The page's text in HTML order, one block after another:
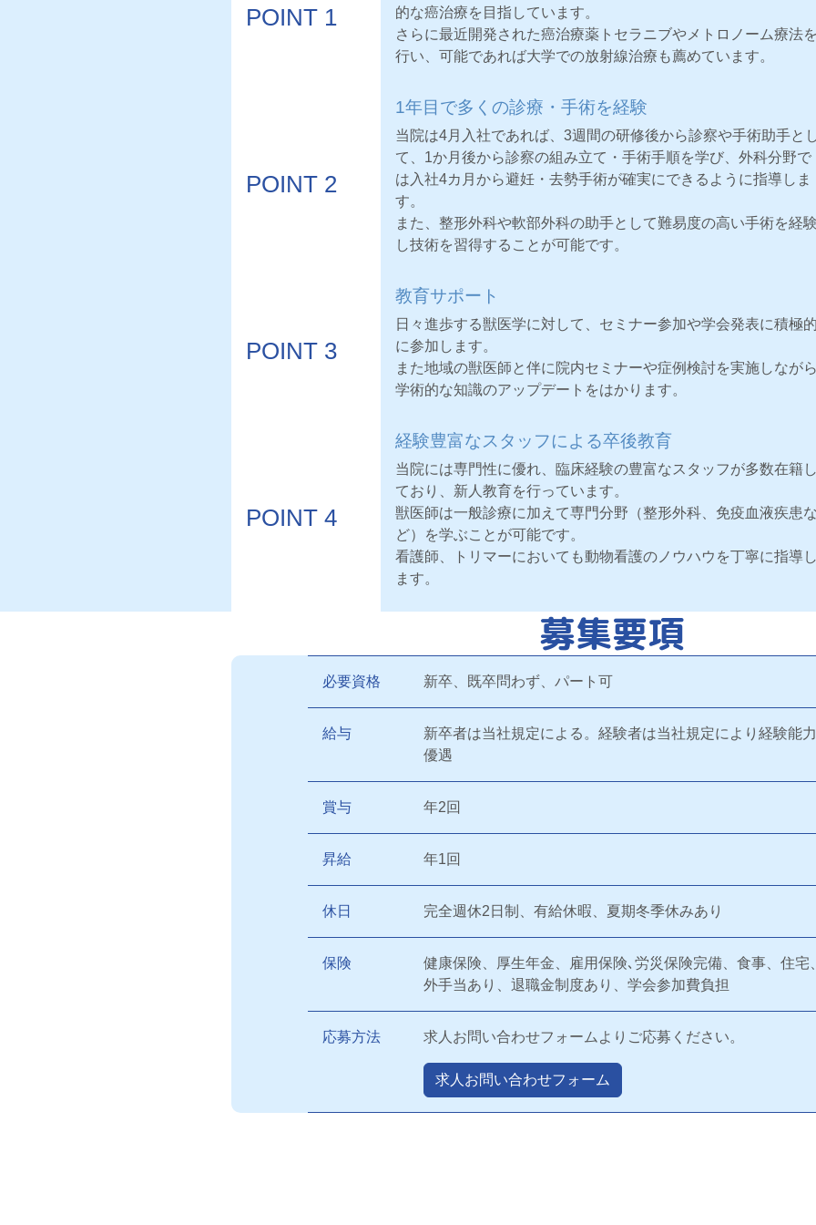
POINT 1
的な癌治療を目指しています。
さらに最近開発された癌治療薬トセラニブやメトロノーム療法を
行い、可能であれば大学での放射線治療も薦めています。
POINT 2
1年目で多くの診療・手術を経験
当院は4月入社であれば、3週間の研修後から診察や手術助手と
て、1か月後から診察の組み立て・手術手順を学び、外科分野で
は入社4カ月から避妊・去勢手術が確実にできるように指導しま
す。
また、整形外科や軟部外科の助手として難易度の高い手術を経験
し技術を習得することが可能です。
POINT 3
教育サポート
日々進歩する獣医学に対して、セミナー参加や学会発表に積極的
に参加します。
また地域の獣医師と伴に院内セミナーや症例検討を実施しながら
学術的な知識のアップデートをはかります。
POINT 4
経験豊富なスタッフによる卒後教育
当院には専門性に優れ、臨床経験の豊富なスタッフが多数在籍し
ており、新人教育を行っています。
獣医師は一般診療に加えて専門分野（整形外科、免疫血液疾患な
ど）を学ぶことが可能です。
看護師、トリマーにおいても動物看護のノウハウを丁寧に指導し
ます。
募集要項
必要資格 新卒、既卒問わず、パート可
給与
新卒者は当社規定による。経験者は当社規定により経験能
優遇
賞与 年2回
昇給 年1回
休日 完全週休2日制、有給休暇、夏期冬季休みあり
保険
健康保険、厚生年金、雇用保険､労災保険完備、食事、住宅
外手当あり、退職金制度あり、学会参加費負担
応募方法 求人お問い合わせフォームよりご応募ください。
求人お問い合わせフォーム